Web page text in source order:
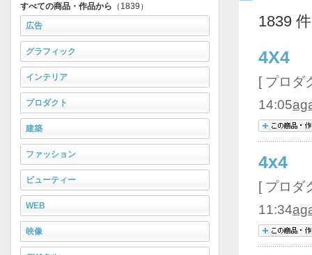
1839
4X4
[ プロダ
14:05
4x4
[ プロダ
11:34
すべての商品・作品から （1839）
広告
グラフィック
インテリア
プロダクト
建築
ファッション
ビューティー
WEB
映像